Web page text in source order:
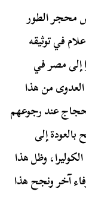
محجر الطور
في توثيقه
إلى مصر في
من هذا
عند رجوعهم
إلى
وظل هذا
آخر ونجح هذا